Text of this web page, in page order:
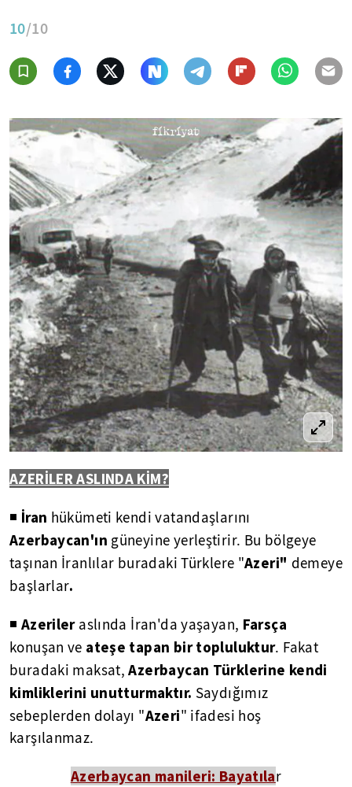
10/10
AZERİLER ASLINDA KİM?
◾ İran hükümeti kendi vatandaşlarını
Azerbaycan'ın güneyine yerleştirir. Bu bölgeye
taşınan İranlılar buradaki Türklere "Azeri" demeye
başlarlar.
◾ Azeriler aslında İran'da yaşayan, Farsça
konuşan ve ateşe tapan bir topluluktur. Fakat
buradaki maksat,Azerbaycan Türklerine kendi
kimliklerini unutturmaktır. Saydığımız
sebeplerden dolayı "Azeri" ifadesi hoş
karşılanmaz.
Azerbaycan manileri: Bayatılar